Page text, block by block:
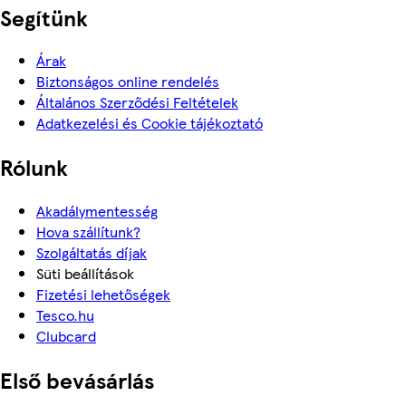
Segítünk
Árak
Biztonságos online rendelés
Általános Szerződési Feltételek
Adatkezelési és Cookie tájékoztató
Rólunk
Akadálymentesség
Hova szállítunk?
Szolgáltatás díjak
Süti beállítások
Fizetési lehetőségek
Tesco.hu
Clubcard
Első bevásárlás